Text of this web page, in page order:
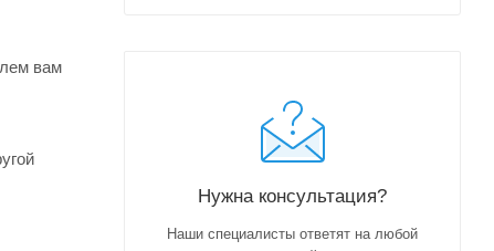
вам
Нужна консультация?
Наши специалисты ответят на любой